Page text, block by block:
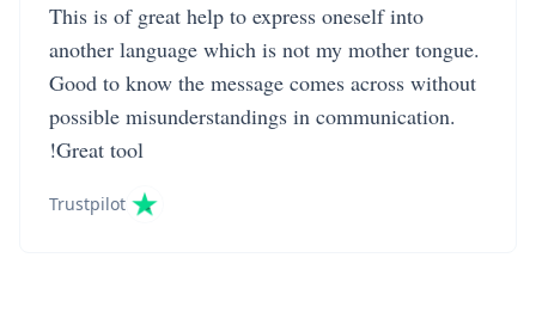
This is of great help to express oneself into
another language which is not my mother tongue.
Good to know the message comes across without
possible misunderstandings in communication.
Great tool!
Trustpilot